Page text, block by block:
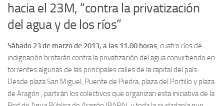
hacia el 23M, “contra la privatización
del agua y de los ríos”
Sábado 23 de marzo de 2013, a las 11.00 horas, cuatro ríos de
indignación brotarán contra la privatización del agua convirtiendo en
torrentes algunas de las principales calles de la capital del país.
Desde plaza San Miguel, Puente de Piedra, plaza del Portillo y plaza
de Aragón , partirán los colectivos que organizan esta iniciativa de la